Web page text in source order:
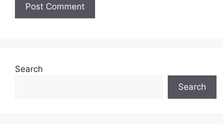
Search
Search